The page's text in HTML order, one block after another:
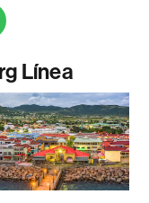
Línea